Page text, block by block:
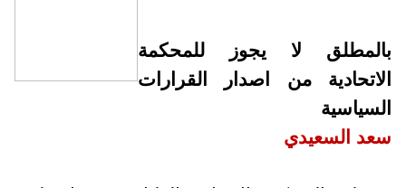
بالمطلق لا يجوز للمحكمة
الاتحادية من اصدار القرارات
السياسية
سعد السعيدي